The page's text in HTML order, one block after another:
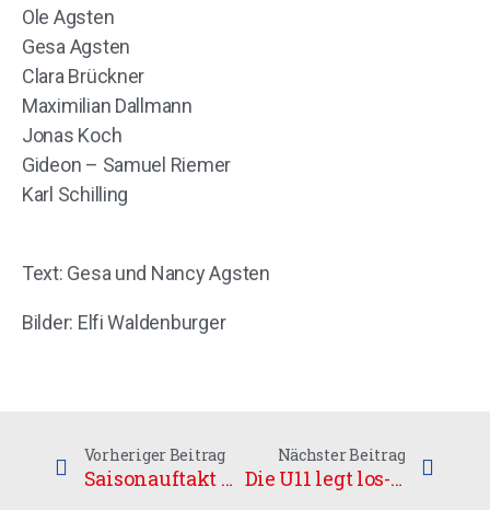
Ole Agsten
Gesa Agsten
Clara Brückner
Maximilian Dallmann
Jonas Koch
Gideon – Samuel Riemer
Karl Schilling
Text: Gesa und Nancy Agsten
Bilder: Elfi Waldenburger
Vorheriger Beitrag
Saisonauftakt U15 KF in Halle
Nächster Beitrag
Die U11 legt los- Saisonstart der Junioren Kleinfeld Regionalliga Ost Staffel 2